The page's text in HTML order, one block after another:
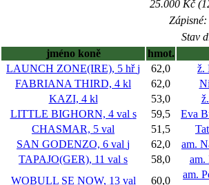
25.000 Kč
Stav
jméno koně
hmot.
LAUNCH ZONE(IRE), 5 hřj 62,0
ž.
FABRIANA THIRD, 4 kl 62,0
KAZI, 4 kl 53,0
LITTLE BIGHORN, 4 val s 59,5
Eva
CHASMAR, 5 val 51,5
SAN GODENZO, 6 val j 62,0
am.
TAPAJO(GER), 11 val s 58,0
am.
WOBULL SE NOW, 13 val 60,0
am.